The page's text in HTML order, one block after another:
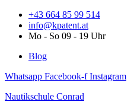
Zum
Inhalt
springen
+43 664 85 99 514
info@kpatent.at
Mo - So 09 - 19 Uhr
Blog
Whatsapp Facebook-f Instagram
Nautikschule Conrad